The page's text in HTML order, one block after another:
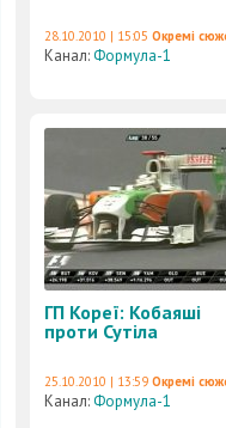
28.10.2010 | 15:05 Окремі
Канал:Формула-1
ГП Кореї: Кобаяші
проти Сутіла
25.10.2010 | 13:59 Окремі
Канал:Формула-1